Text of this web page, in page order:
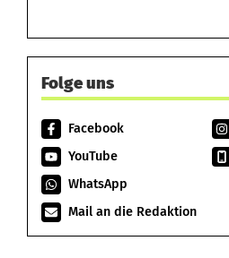
Folge uns
Facebook
YouTube
WhatsApp
Mail an die Redaktion